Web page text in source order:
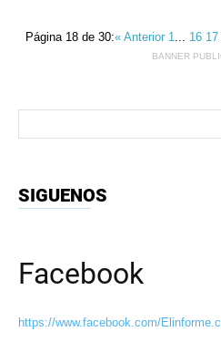
Página 18 de 30:« Anterior 1... 16 17
BANNER
SIGUENOS
Facebook
https://www.facebook.com/